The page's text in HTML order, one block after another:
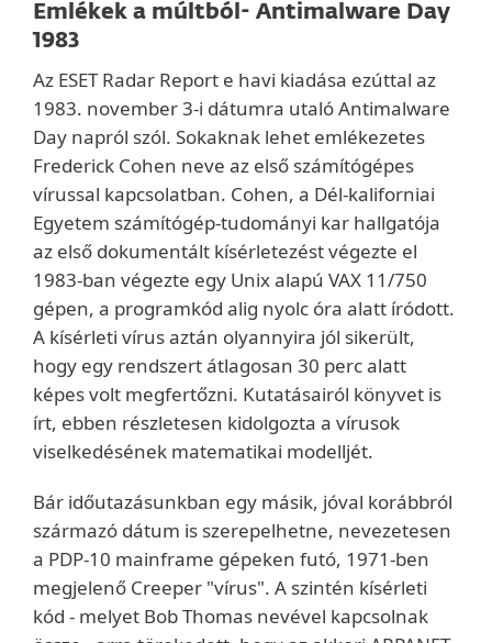
Emlékek a múltból- Antimalware Day
1983
Az ESET Radar Report e havi kiadása ezúttal az
1983. november 3-i dátumra utaló Antimalware
Day napról szól. Sokaknak lehet emlékezetes
Frederick Cohen neve az első számítógépes
vírussal kapcsolatban. Cohen, a Dél-kaliforniai
Egyetem számítógép-tudományi kar hallgatója
az első dokumentált kísérletezést végezte el
1983-ban végezte egy Unix alapú VAX 11/750
gépen, a programkód alig nyolc óra alatt íródott.
A kísérleti vírus aztán olyannyira jól sikerült,
hogy egy rendszert átlagosan 30 perc alatt
képes volt megfertőzni. Kutatásairól könyvet is
írt, ebben részletesen kidolgozta a vírusok
viselkedésének matematikai modelljét.
Bár időutazásunkban egy másik, jóval korábbról
származó dátum is szerepelhetne, nevezetesen
a PDP-10 mainframe gépeken futó, 1971-ben
megjelenő Creeper "vírus". A szintén kísérleti
kód - melyet Bob Thomas nevével kapcsolnak